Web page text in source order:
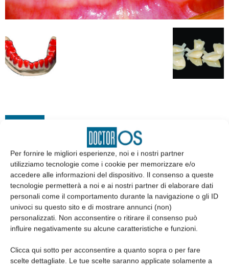
Per fornire le migliori esperienze, noi e i nostri partner
utilizziamo tecnologie come i cookie per memorizzare e/o
accedere alle informazioni del dispositivo. Il consenso a queste
tecnologie permetterà a noi e ai nostri partner di elaborare dati
personali come il comportamento durante la navigazione o gli ID
univoci su questo sito e di mostrare annunci (non)
personalizzati. Non acconsentire o ritirare il consenso può
influire negativamente su alcune caratteristiche e funzioni.
Clicca qui sotto per acconsentire a quanto sopra o per fare
scelte dettagliate. Le tue scelte saranno applicate solamente a
EDICOLA
Edicola web